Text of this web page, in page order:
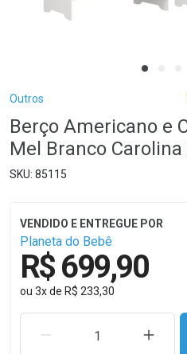
Breadcrumb
Outros
Berço Americano e
Mel Branco Carolina
85115
Planeta do Bebê
R$ 699,90
ou 3xde R$ 233,30
REMOVER UMA UNIDADE